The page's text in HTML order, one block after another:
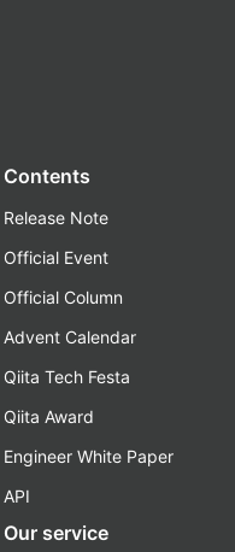
Contents
Release Note
Official Event
Official Column
Advent Calendar
Qiita Tech Festa
Qiita Award
Engineer White Paper
API
Our service